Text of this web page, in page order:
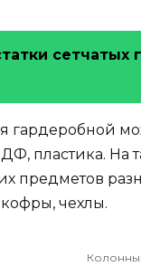
сетчатых
гардеробной
пластика. На
предметов
чехлы.